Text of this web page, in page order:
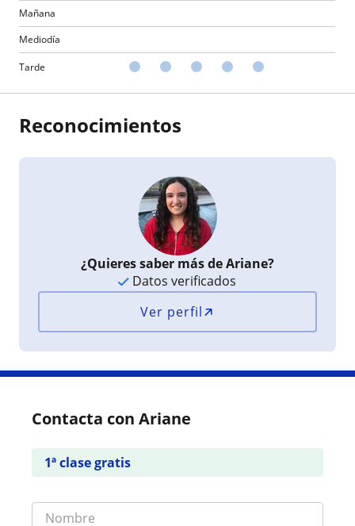
Mañana
Mediodía
Tarde
Reconocimientos
¿Quieres saber más de Ariane?
Datos verificados
Ver perfil
Contacta con Ariane
1ª clase gratis